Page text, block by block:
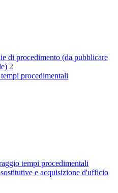
di procedimento (da pubblicare
2
procedimentali
tempi procedimentali
e acquisizione d'ufficio